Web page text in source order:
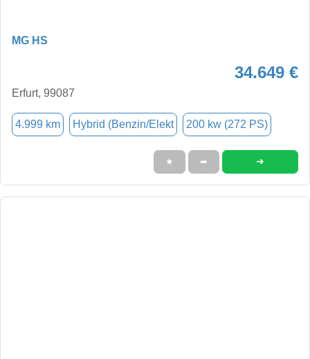
MG HS
34.649 €
Erfurt, 99087
4.999 km Hybrid (Benzin/Elekt 200 kw (272 PS)
★ ➦ ➜